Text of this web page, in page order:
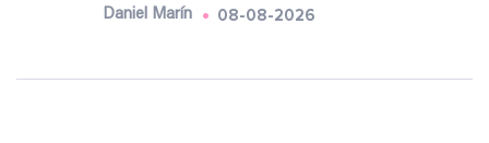
Daniel Marín 08-08-2026